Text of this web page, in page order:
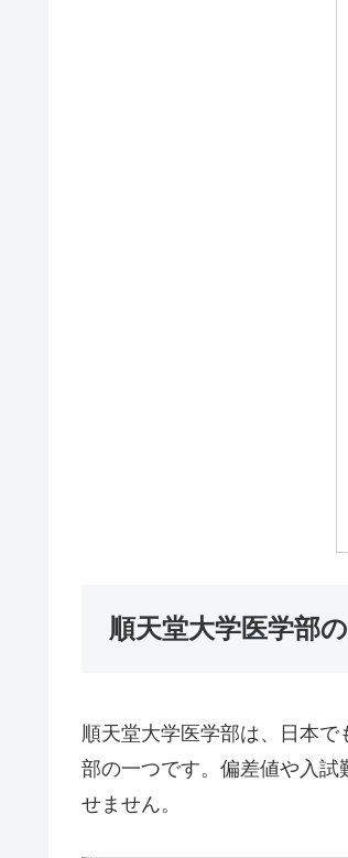
順天堂大学医学部
順天堂大学医学部は、日本
部の一つです。偏差値や入
せません。